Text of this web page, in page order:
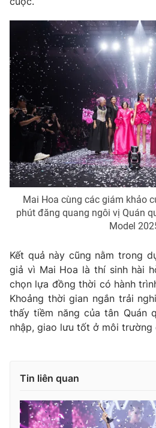
Mai Hoa cùng các giám khảo
phút đăng quang ngôi vị Quán
Model
Kết quả này cũng nằm trong
giả vì Mai Hoa là thí sinh hài
chọn lựa đồng thời có hành
Khoảng thời gian ngắn trải
thấy tiềm năng của tân Quán
nhập, giao lưu tốt ở môi trường
Tin liên quan